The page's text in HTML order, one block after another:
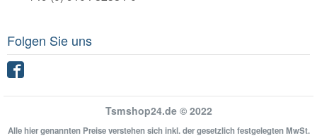
Folgen Sie uns
Tsmshop24.de © 2022
Alle hier genannten Preise verstehen sich inkl. der gesetzlich festgelegten MwSt.